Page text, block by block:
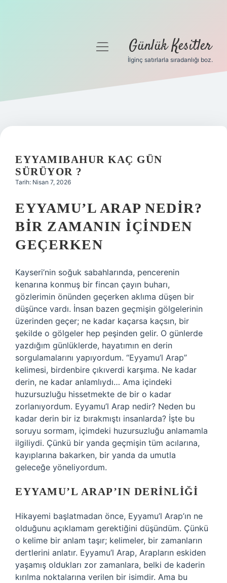
Hakkımızda
Yasal Uyarı
menüyü
Günlük Kesitler
İlginç satırlarla sıradanlığı boz.
EYYAMIBAHUR KAÇ GÜN
SÜRÜYOR ?
Tarih: Nisan 7, 2026
EYYAMU’L ARAP NEDIR?
BIR ZAMANIN İÇINDEN
GEÇERKEN
Kayseri’nin soğuk sabahlarında, pencerenin
kenarına konmuş bir fincan çayın buharı,
gözlerimin önünden geçerken aklıma düşen bir
düşünce vardı. İnsan bazen geçmişin gölgelerinin
üzerinden geçer; ne kadar kaçarsa kaçsın, bir
şekilde o gölgeler hep peşinden gelir. O günlerde
yazdığım günlüklerde, hayatımın en derin
sorgulamalarını yapıyordum. “Eyyamu’l Arap”
kelimesi, birdenbire çıkıverdi karşıma. Ne kadar
derin, ne kadar anlamlıydı… Ama içindeki
huzursuzluğu hissetmekte de bir o kadar
zorlanıyordum. Eyyamu’l Arap nedir? Neden bu
kadar derin bir iz bırakmıştı insanlarda? İşte bu
soruyu sormam, içimdeki huzursuzluğu anlamamla
ilgiliydi. Çünkü bir yanda geçmişin tüm acılarına,
kayıplarına bakarken, bir yanda da umutla
geleceğe yöneliyordum.
EYYAMU’L ARAP’IN DERINLIĞI
Hikayemi başlatmadan önce, Eyyamu’l Arap’ın ne
olduğunu açıklamam gerektiğini düşündüm. Çünkü
o kelime bir anlam taşır; kelimeler, bir zamanların
dertlerini anlatır. Eyyamu’l Arap, Arapların eskiden
yaşamış oldukları zor zamanlara, belki de kaderin
kırılma noktalarına verilen bir isimdir. Ama bu